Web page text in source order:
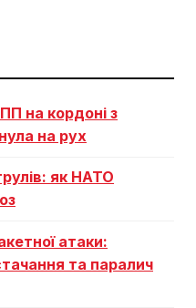
на кордоні з
на рух
як НАТО
атаки:
та паралич